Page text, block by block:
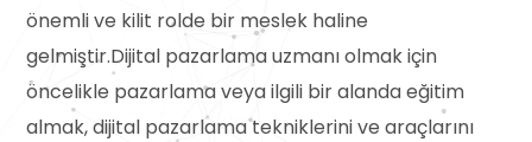
önemli ve kilit rolde bir meslek haline
gelmiştir.Dijital pazarlama uzmanı olmak için
öncelikle pazarlama veya ilgili bir alanda eğitim
almak, dijital pazarlama tekniklerini ve araçlarını